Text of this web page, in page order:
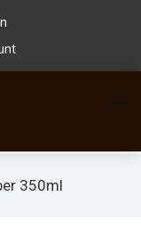
350ml